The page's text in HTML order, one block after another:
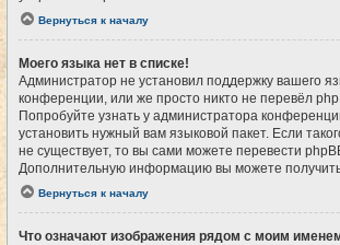
Вернуться к началу
Моего языка нет в списке!
Администратор не установил поддержку вашего
конференции, или же просто никто не перевёл
Попробуйте узнать у администратора
установить нужный вам языковой пакет. Если
не существует, то вы сами можете перевести
Дополнительную информацию вы можете
Вернуться к началу
Что означают изображения рядом с моим